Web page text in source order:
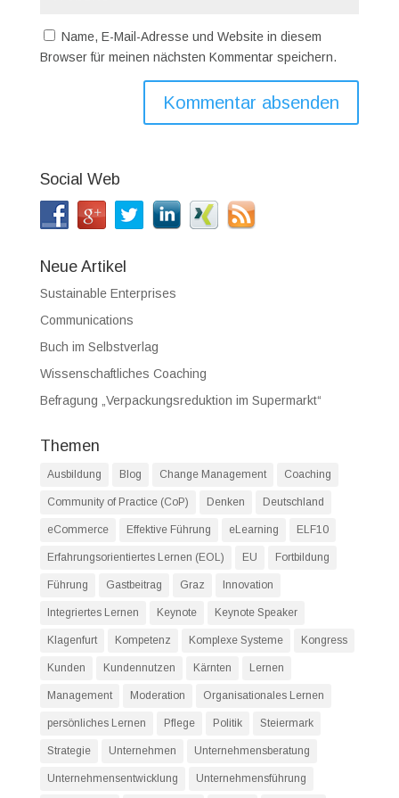
Name, E-Mail-Adresse und Website in diesem
Browser für meinen nächsten Kommentar speichern.
Social Web
Neue Artikel
Sustainable Enterprises
Communications
Buch im Selbstverlag
Wissenschaftliches Coaching
Befragung „Verpackungsreduktion im Supermarkt“
Themen
Ausbildung Blog Change Management Coaching
Community of Practice (CoP) Denken Deutschland
eCommerce Effektive Führung eLearning ELF10
Erfahrungsorientiertes Lernen (EOL) EU Fortbildung
Führung Gastbeitrag Graz Innovation
Integriertes Lernen Keynote Keynote Speaker
Klagenfurt Kompetenz Komplexe Systeme Kongress
Kunden Kundennutzen Kärnten Lernen
Management Moderation Organisationales Lernen
persönliches Lernen Pflege Politik Steiermark
Strategie Unternehmen Unternehmensberatung
Unternehmensentwicklung Unternehmensführung